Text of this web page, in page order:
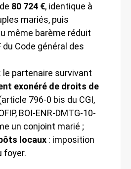
80 724 €, identique à
mariés, puis
même barème réduit
du Code général des
: le partenaire survivant
exonéré de droits de
796-0 bis du CGI,
BOI-ENR-DMTG-10-
un conjoint marié ;
locaux : imposition
foyer.